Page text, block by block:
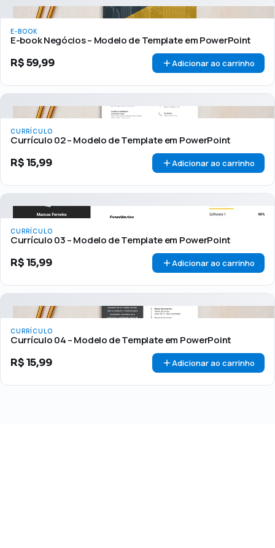
E-BOOK
E-book Negócios – Modelo de Template em PowerPoint
R$59,99 Adicionar ao carrinho
CURRÍCULO
Currículo 02 – Modelo de Template em PowerPoint
R$15,99 Adicionar ao carrinho
CURRÍCULO
Currículo 03 – Modelo de Template em PowerPoint
R$15,99 Adicionar ao carrinho
CURRÍCULO
Currículo 04 – Modelo de Template em PowerPoint
R$15,99 Adicionar ao carrinho